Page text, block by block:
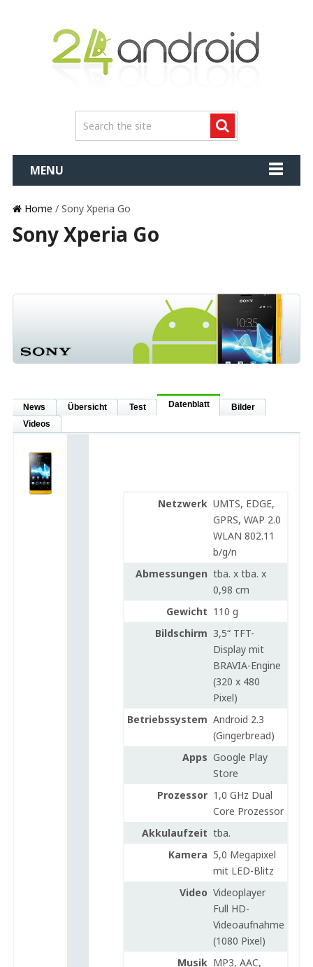
MENU
Home / Sony Xperia Go
Sony Xperia Go
News Übersicht Test Datenblatt
Bilder
Videos
Netzwerk UMTS, EDGE,
GPRS, WAP 2.0
WLAN 802.11
b/g/n
Abmessungen tba. x tba. x
0,98 cm
Gewicht 110 g
Bildschirm 3,5“ TFT-
Display mit
BRAVIA-Engine
(320 x 480
Pixel)
Betriebssystem Android 2.3
(Gingerbread)
Apps Google Play
Store
Prozessor 1,0 GHz Dual
Core Prozessor
Akkulaufzeit tba.
Kamera 5,0 Megapixel
mit LED-Blitz
Video Videoplayer
Full HD-
Videoaufnahme
(1080 Pixel)
Musik MP3, AAC,